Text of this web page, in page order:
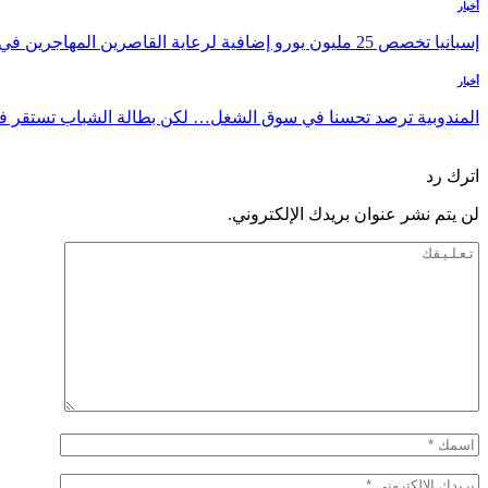
أخبار
إسبانيا تخصص 25 مليون يورو إضافية لرعاية القاصرين المهاجرين في سبتة
أخبار
المندوبية ترصد تحسنا في سوق الشغل… لكن بطالة الشباب تستقر فوق
اترك رد
لن يتم نشر عنوان بريدك الإلكتروني.